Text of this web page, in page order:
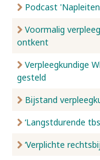
Podcast
Voormalig
ontkent
Verpleegkundige
gesteld
Bijstand
‘Langstdurende
‘Verplichte